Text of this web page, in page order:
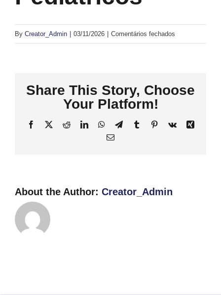
By Creator_Admin 03/11/2026 Comentários fechados
Socorros
Share This Story, Choose
Your Platform!
Facebook
X RedditLinkedInWhatsApp
TelegramTumblrPinterest
Vk
Xing
Email
About the Author: Creator_Admin